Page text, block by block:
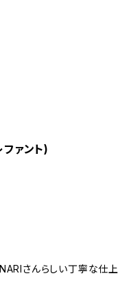
ァント)
さんらしい丁寧な仕上